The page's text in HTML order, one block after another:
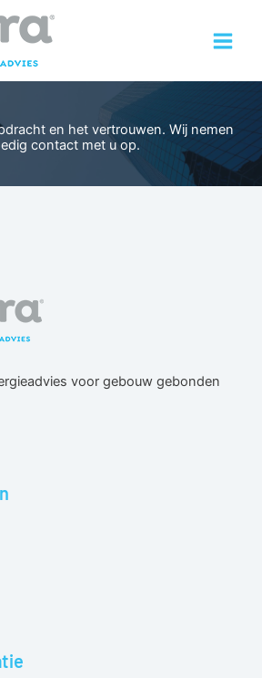
en het vertrouwen. Wij nemen
contact met u op.
voor gebouw gebonden